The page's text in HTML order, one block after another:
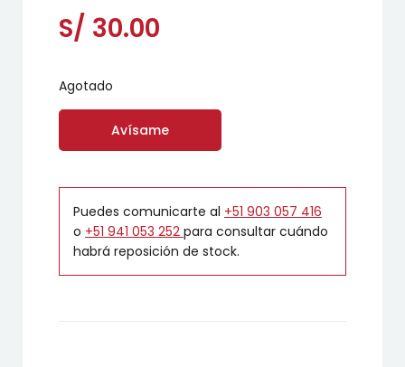
S/ 30.00
Agotado
Avísame
Puedes comunicarte al +51 903 057 416
o +51 941 053 252 para consultar cuándo
habrá reposición de stock.